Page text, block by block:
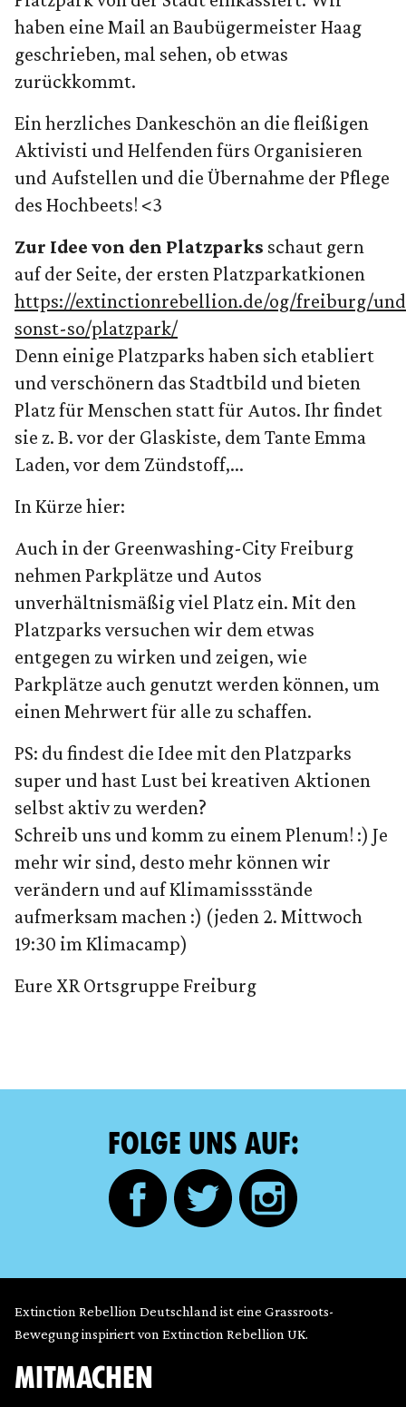
haben eine Mail an Baubügermeister Haag
geschrieben, mal sehen, ob etwas
zurückkommt.
Ein herzliches Dankeschön an die fleißigen
Aktivisti und Helfenden fürs Organisieren
und Aufstellen und die Übernahme der Pflege
des Hochbeets! <3
Zur Idee von den Platzparks schaut gern
auf der Seite, der ersten Platzparkatkionen
https://extinctionrebellion.de/og/freiburg/
sonst-so/platzpark/
Denn einige Platzparks haben sich etabliert
und verschönern das Stadtbild und bieten
Platz für Menschen statt für Autos. Ihr findet
sie z. B. vor der Glaskiste, dem Tante Emma
Laden, vor dem Zündstoff,...
In Kürze hier:
Auch in der Greenwashing-City Freiburg
nehmen Parkplätze und Autos
unverhältnismäßig viel Platz ein. Mit den
Platzparks versuchen wir dem etwas
entgegen zu wirken und zeigen, wie
Parkplätze auch genutzt werden können, um
einen Mehrwert für alle zu schaffen.
PS: du findest die Idee mit den Platzparks
super und hast Lust bei kreativen Aktionen
selbst aktiv zu werden?
Schreib uns und komm zu einem Plenum! :) Je
mehr wir sind, desto mehr können wir
verändern und auf Klimamissstände
aufmerksam machen :) (jeden 2. Mittwoch
19:30 im Klimacamp)
Eure XR Ortsgruppe Freiburg
FOLGE UNS AUF:
Extinction Rebellion Deutschland ist eine Grassroots-
Bewegung inspiriert von Extinction Rebellion UK.
MITMACHEN